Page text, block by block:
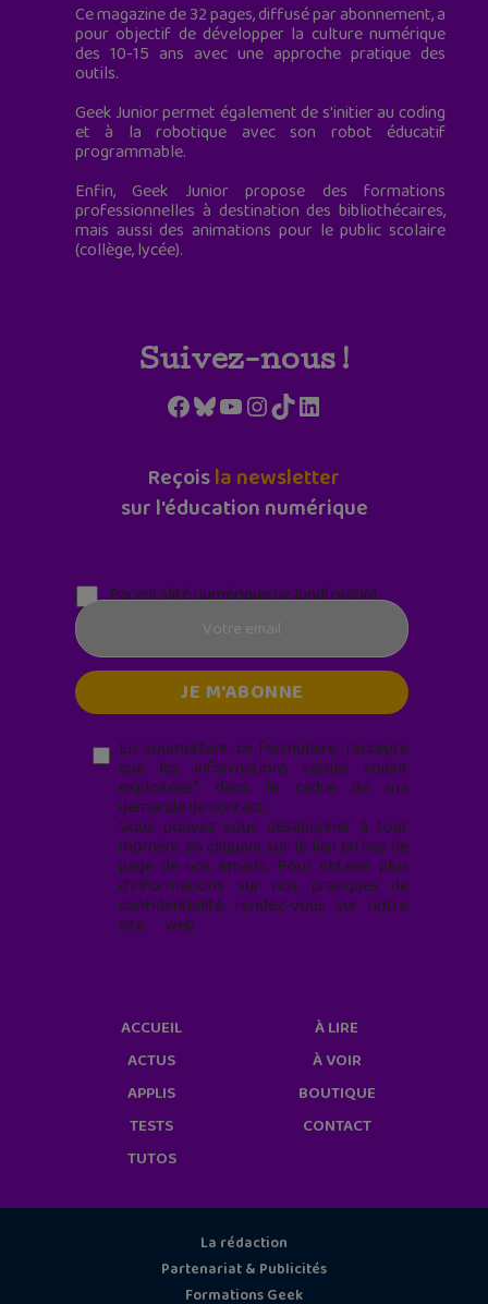
Ce magazine de 32 pages, diffusé par abonnement, a
pour objectif de développer la culture numérique
des 10-15 ans avec une approche pratique des
outils.
Geek Junior permet également de s'initier au coding
et à la robotique avec son robot éducatif
programmable.
Enfin, Geek Junior propose des formations
professionnelles à destination des bibliothécaires,
mais aussi des animations pour le public scolaire
(collège, lycée).
Suivez-nous !
Facebook
Bluesky
YouTube
Instagram
TikTokLinkedIn
Reçoisla newsletter
sur l'éducation numérique
Parentalité numérique (le lundi matin)
En soumettant ce formulaire, j’accepte
que les informations saisies soient
exploitées* dans le cadre de ma
demande de contact.
Vous pouvez vous désabonner à tout
moment en cliquant sur le lien en bas de
page de nos emails. Pour obtenir plus
d'informations sur nos pratiques de
confidentialité, rendez-vous sur notre
site web
ACCUEIL
ACTUS
APPLIS
TESTS
TUTOS
À LIRE
À VOIR
BOUTIQUE
CONTACT
La rédaction
Partenariat & Publicités
Formations Geek